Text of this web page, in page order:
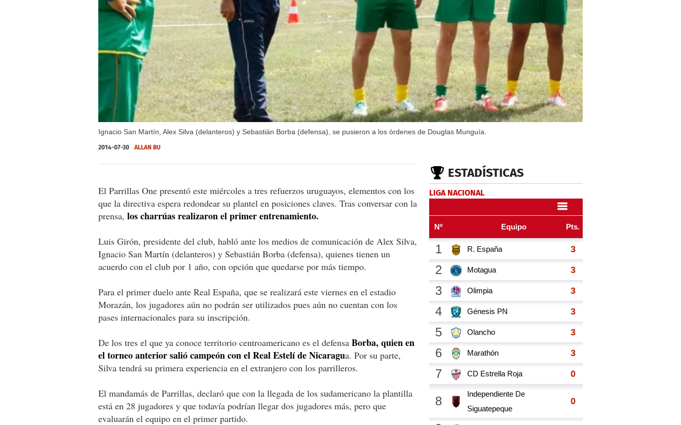
Ignacio San Martín, Alex Silva (delanteros) y Sebastián Borba (defensa), se pusieron a los órdenes de Douglas Munguía.
2014-07-30 ALLAN BU
El Parrillas One presentó este miércoles a tres refuerzos uruguayos, elementos con los
que la directiva espera redondear su plantel en posiciones claves. Tras conversar con la
prensa, los charrúas realizaron el primer entrenamiento.
Luis Girón, presidente del club, habló ante los medios de comunicación de Alex Silva,
Ignacio San Martín (delanteros) y Sebastián Borba (defensa), quienes tienen un
acuerdo con el club por 1 año, con opción que quedarse por más tiempo.
Para el primer duelo ante Real España, que se realizará este viernes en el estadio
Morazán, los jugadores aún no podrán ser utilizados pues aún no cuentan con los
pases internacionales para su inscripción.
De los tres el que ya conoce territorio centroamericano es el defensa Borba, quien en
el torneo anterior salió campeón con el Real Estelí de Nicaragua. Por su parte,
Silva tendrá su primera experiencia en el extranjero con los parrilleros.
El mandamás de Parrillas, declaró que con la llegada de los sudamericano la plantilla
está en 28 jugadores y que todavía podrían llegar dos jugadores más, pero que
evaluarán el equipo en el primer partido.
ESTADÍSTICAS
LIGA NACIONAL